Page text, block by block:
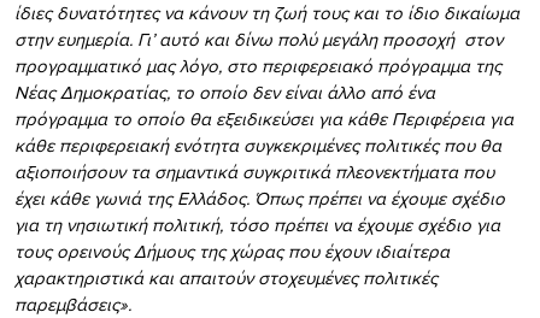
ίδιες δυνατότητες να κάνουν τη ζωή τους και το ίδιο δικαίωμα
στην ευημερία. Γι’ αυτό και δίνω πολύ μεγάλη προσοχή στον
προγραμματικό μας λόγο, στο περιφερειακό πρόγραμμα της
Νέας Δημοκρατίας, το οποίο δεν είναι άλλο από ένα
πρόγραμμα το οποίο θα εξειδικεύσει για κάθε Περιφέρεια για
κάθε περιφερειακή ενότητα συγκεκριμένες πολιτικές που θα
αξιοποιήσουν τα σημαντικά συγκριτικά πλεονεκτήματα που
έχει κάθε γωνιά της Ελλάδος. Όπως πρέπει να έχουμε σχέδιο
για τη νησιωτική πολιτική, τόσο πρέπει να έχουμε σχέδιο για
τους ορεινούς Δήμους της χώρας που έχουν ιδιαίτερα
χαρακτηριστικά και απαιτούν στοχευμένες πολιτικές
παρεμβάσεις».